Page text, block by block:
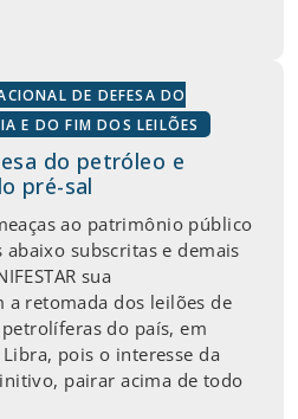
DE DEFESA DO
E DO FIM DOS LEILÕES
do petróleo e
pré-sal
ao patrimônio público
abaixo subscritas e demais
sua
a retomada dos leilões de
do país, em
pois o interesse da
pairar acima de todo